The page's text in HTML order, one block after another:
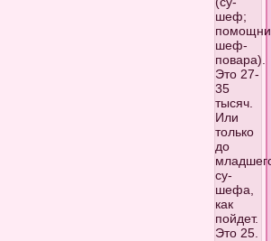
шеф;
шеф-
повара).
Это 27-
35
тысяч.
Или
только
до
су-
шефа,
как
пойдет.
Это 25.